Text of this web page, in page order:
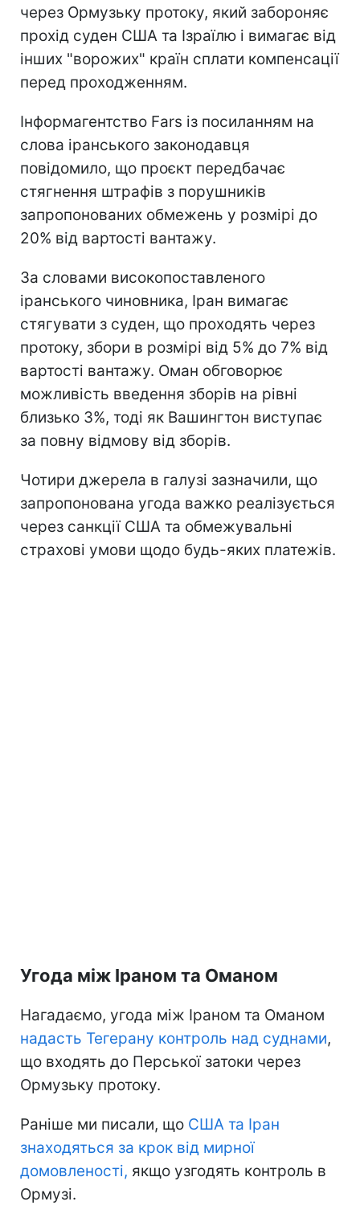
через Ормузьку протоку, який забороняє
прохід суден США та Ізраїлю і вимагає від
інших "ворожих" країн сплати компенсації
перед проходженням.
Інформагентство Fars із посиланням на
слова іранського законодавця
повідомило, що проєкт передбачає
стягнення штрафів з порушників
запропонованих обмежень у розмірі до
20% від вартості вантажу.
За словами високопоставленого
іранського чиновника, Іран вимагає
стягувати з суден, що проходять через
протоку, збори в розмірі від 5% до 7% від
вартості вантажу. Оман обговорює
можливість введення зборів на рівні
близько 3%, тоді як Вашингтон виступає
за повну відмову від зборів.
Чотири джерела в галузі зазначили, що
запропонована угода важко реалізується
через санкції США та обмежувальні
страхові умови щодо будь-яких платежів.
Угода між Іраном та Оманом
Нагадаємо, угода між Іраном та Оманом
надасть Тегерану контроль над суднами,
що входять до Перської затоки через
Ормузьку протоку.
Раніше ми писали, що США та Іран
знаходяться за крок від мирної
домовленості, якщо узгодять контроль в
Ормузі.